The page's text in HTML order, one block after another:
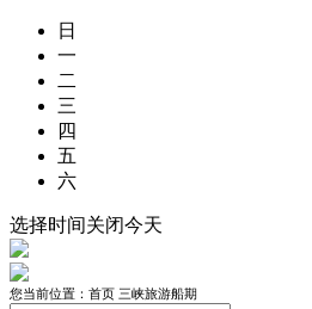
日
一
二
三
四
五
六
选择时间关闭今天
您当前位置： 首页 三峡旅游船期